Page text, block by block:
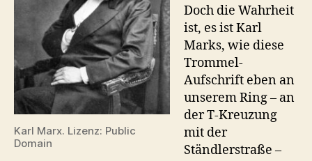
Karl Marx. Lizenz: Public
Domain
Doch die Wahrheit
ist, es ist Karl
Marks, wie diese
Trommel-
Aufschrift eben an
unserem Ring – an
der T-Kreuzung
mit der
Ständlerstraße –